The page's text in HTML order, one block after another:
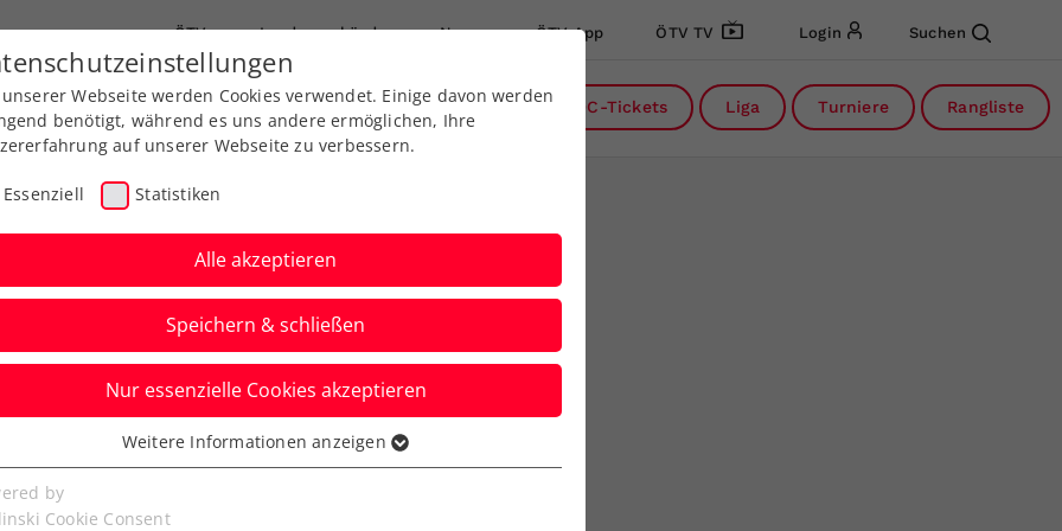
ÖTV Landesverbände News ÖTV App ÖTV TV Login Suchen
Ausbildung Services Über uns DC-Tickets Liga Turniere Rangliste
Rodionov schafft
in Masters-1000-
Webseite werden Cookies verwendet. Einige davon werden
benötigt, während es uns andere ermöglichen, Ihre
auf unserer Webseite zu verbessern.
Essenziell Statistiken
Alle akzeptieren
Speichern & schließen
Nur essenzielle Cookies akzeptieren
Cookies werden für grundlegende Funktionen der
benötigt. Dadurch ist gewährleistet, dass die Webseite
Weitere Informationen anzeigen
by
Cookie Consent